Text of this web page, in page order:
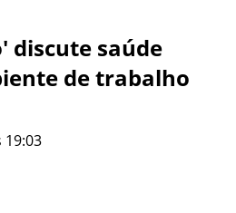
discute saúde
de trabalho
19:03